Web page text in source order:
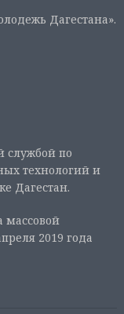
Дагестана».
службой по
технологий и
Дагестан.
массовой
2019 года